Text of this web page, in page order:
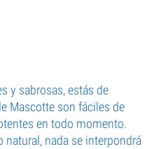
y sabrosas, estás de
Mascotte son fáciles de
en todo momento.
natural, nada se interpondrá